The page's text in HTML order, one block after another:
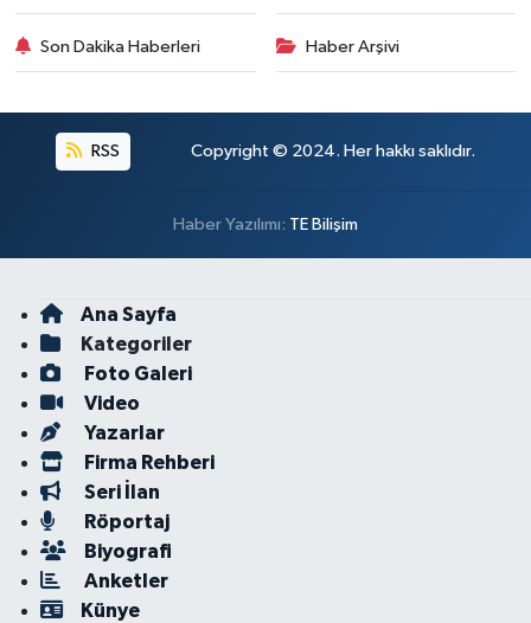
Son Dakika Haberleri Haber Arşivi
RSS Copyright © 2024. Her hakkı saklıdır.
Haber Yazılımı: TE Bilişim
Ana Sayfa
Kategoriler
Foto Galeri
Video
Yazarlar
Firma Rehberi
Seri İlan
Röportaj
Biyografi
Anketler
Künye